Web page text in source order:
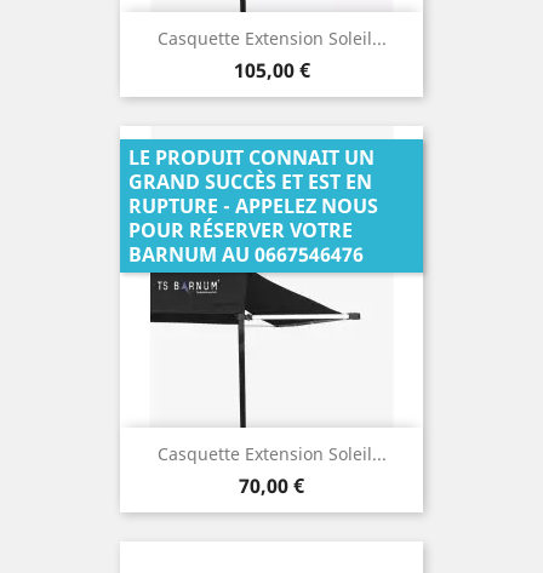
Casquette Extension Soleil...
Prix
105,00 €
Casquette Extension Soleil...
Prix
70,00 €
LE PRODUIT CONNAIT UN
GRAND SUCCÈS ET EST EN
RUPTURE - APPELEZ NOUS
POUR RÉSERVER VOTRE
BARNUM AU 0667546476